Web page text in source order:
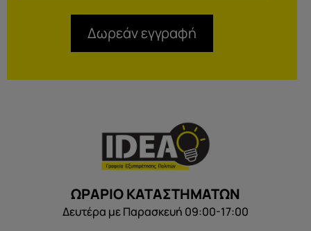
Δωρεάν εγγραφή
ΩΡΑΡΙΟ ΚΑΤΑΣΤΗΜΑΤΩΝ
Δευτέρα με Παρασκευή 09:00-17:00